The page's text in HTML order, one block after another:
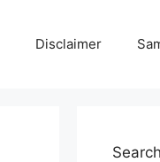
Disclaimer
Search